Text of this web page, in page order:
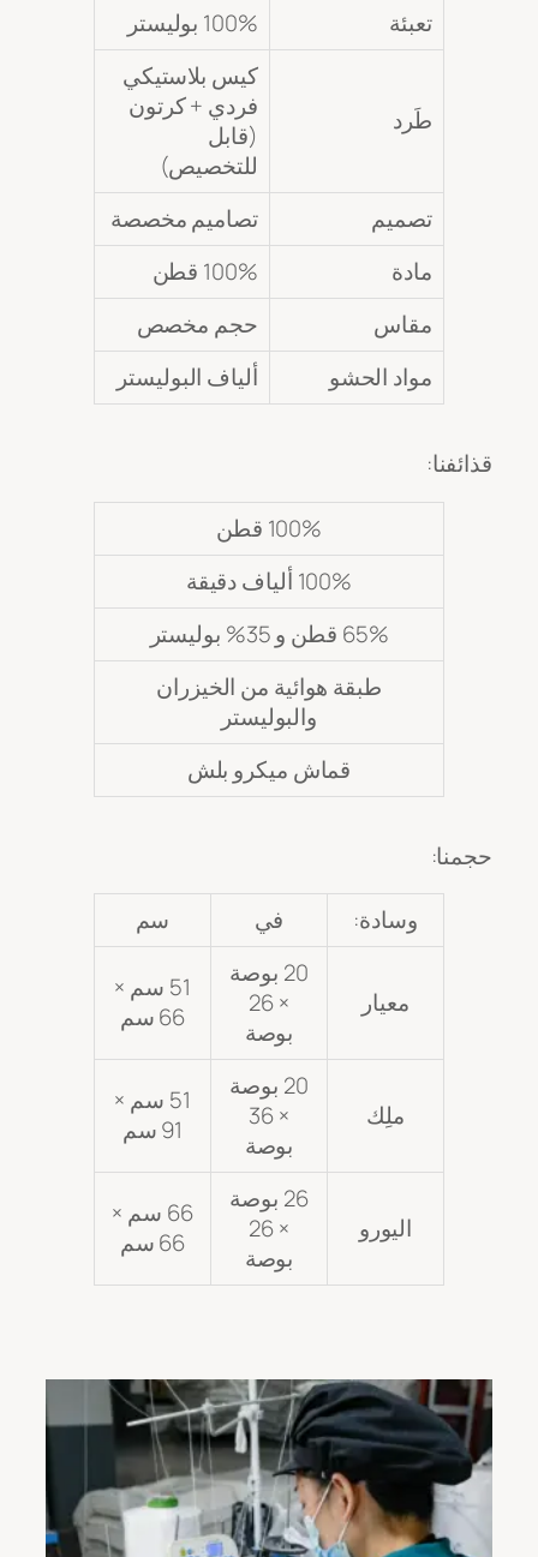
تعبئة
100% بوليستر
طَرد
كيس بلاستيكي
فردي + كرتون
(قابل
للتخصيص)
تصميم
تصاميم مخصصة
مادة
100% قطن
مقاس
حجم مخصص
مواد الحشو
ألياف البوليستر
قذائفنا:
100% قطن
100% ألياف دقيقة
65% قطن و 35% بوليستر
طبقة هوائية من الخيزران
والبوليستر
قماش ميكرو بلش
حجمنا:
وسادة: في سم
معيار
20 بوصة
× 26
بوصة
51 سم ×
66 سم
ملِك
20 بوصة
× 36
بوصة
51 سم ×
91 سم
اليورو
26 بوصة
× 26
بوصة
66 سم ×
66 سم